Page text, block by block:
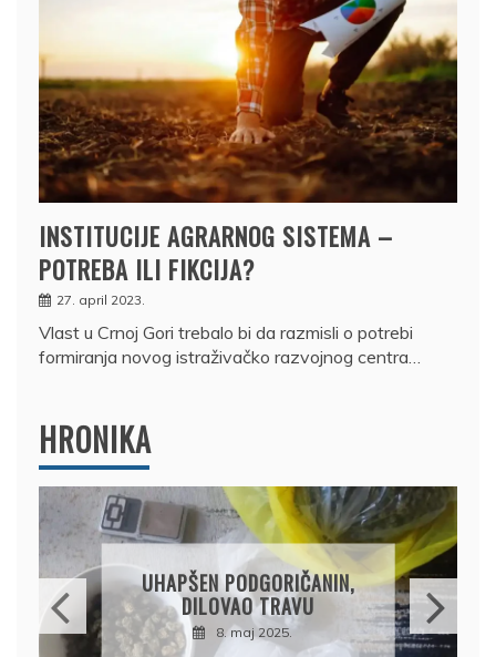
INSTITUCIJE AGRARNOG SISTEMA –
POTREBA ILI FIKCIJA?
27. april 2023.
Vlast u Crnoj Gori trebalo bi da razmisli o potrebi
formiranja novog istraživačko razvojnog centra…
HRONIKA
DRŽAVLJANIN RUSIJE
OSUMNJIČEN DA JE
PRODAO TUĐI BMW,
DRŽAVU NAPUSTIO
BRODOM